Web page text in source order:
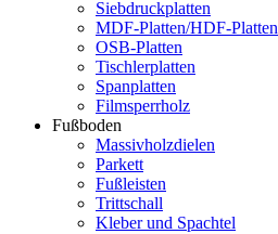
Siebdruckplatten
MDF-Platten/HDF-Platten
OSB-Platten
Tischlerplatten
Spanplatten
Filmsperrholz
Fußboden
Massivholzdielen
Parkett
Fußleisten
Trittschall
Kleber und Spachtel